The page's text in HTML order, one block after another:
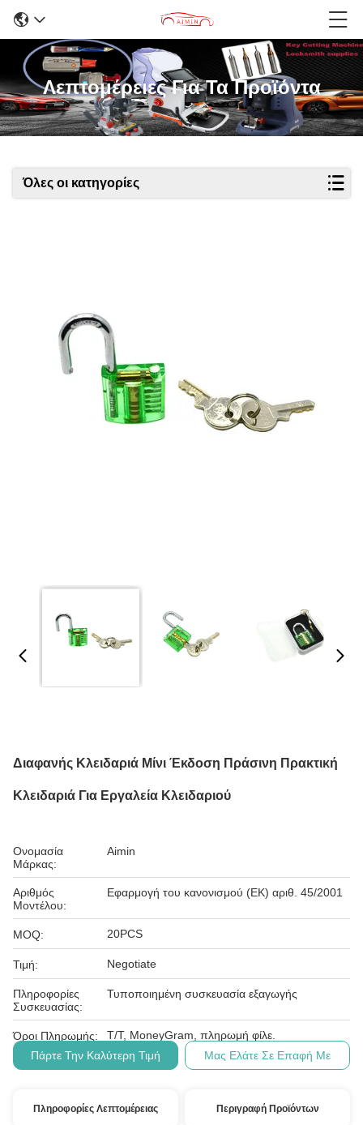
Λεπτομέρειες Για Τα Προϊόντα
Όλες οι κατηγορίες
Διαφανής Κλειδαριά Μίνι Έκδοση Πράσινη Πρακτική
Κλειδαριά Για Εργαλεία Κλειδαριού
Ονομασία
Μάρκας:
Aimin
Αριθμός
Μοντέλου:
Εφαρμογή του κανονισμού (ΕΚ) αριθ. 45/2001
MOQ: 20PCS
Τιμή: Negotiate
Πληροφορίες
Συσκευασίας:
Τυποποιημένη συσκευασία εξαγωγής
Όροι Πληρωμής:
Τ/Τ, MoneyGram, πληρωμή φίλε.
Πάρτε Την Καλύτερη Τιμή
Μας Ελάτε Σε Επαφή Με
Πληροφορίες Λεπτομέρειας Περιγραφή Προϊόντων